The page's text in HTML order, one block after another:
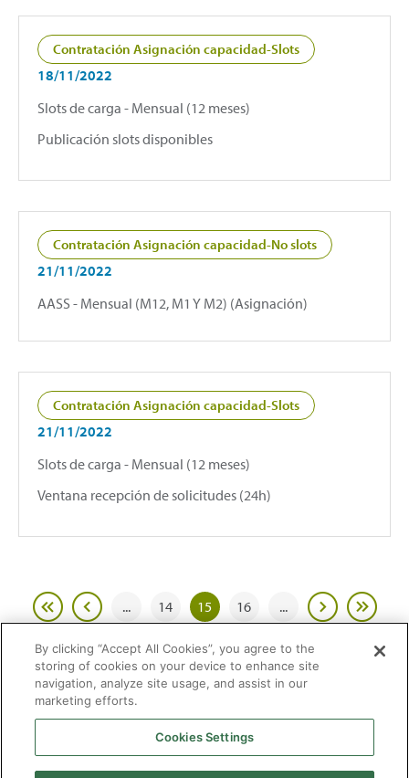
Contratación Asignación capacidad-Slots
18/11/2022
Slots de carga - Mensual (12 meses)
Publicación slots disponibles
Contratación Asignación capacidad-No slots
21/11/2022
AASS - Mensual (M12, M1 Y M2) (Asignación)
Contratación Asignación capacidad-Slots
21/11/2022
Slots de carga - Mensual (12 meses)
Ventana recepción de solicitudes (24h)
... 14 15 16 ...
By clicking “Accept All Cookies”, you agree to the
storing of cookies on your device to enhance site
navigation, analyze site usage, and assist in our
marketing efforts.
Cookies Settings